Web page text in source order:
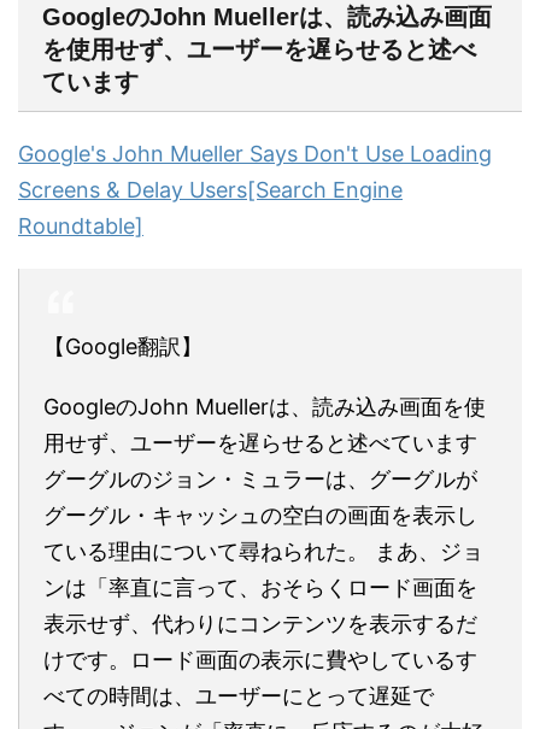
GoogleのJohn Muellerは、読み込み画面
を使用せず、ユーザーを遅らせると述べ
ています
Google's John Mueller Says Don't Use Loading
Screens & Delay Users[Search Engine
Roundtable]
【Google翻訳】
GoogleのJohn Muellerは、読み込み画面を使
用せず、ユーザーを遅らせると述べています
グーグルのジョン・ミュラーは、グーグルが
グーグル・キャッシュの空白の画面を表示し
ている理由について尋ねられた。 まあ、ジョ
ンは「率直に言って、おそらくロード画面を
表示せず、代わりにコンテンツを表示するだ
けです。ロード画面の表示に費やしているす
べての時間は、ユーザーにとって遅延で